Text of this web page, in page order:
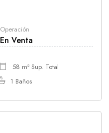
Operación
En Venta
58 m² Sup. Total
1 Baños